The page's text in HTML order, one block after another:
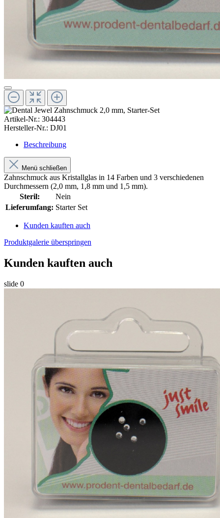
Artikel-Nr.: 304443
Hersteller-Nr.: DJ01
Beschreibung
Menü schließen
Zahnschmuck aus Kristallglas in 14 Farben und 3 verschiedenen
Durchmessern (2,0 mm, 1,8 mm und 1,5 mm).
Steril:
Nein
Lieferumfang: Starter Set
Kunden kauften auch
Produktgalerie überspringen
Kunden kauften auch
slide 0